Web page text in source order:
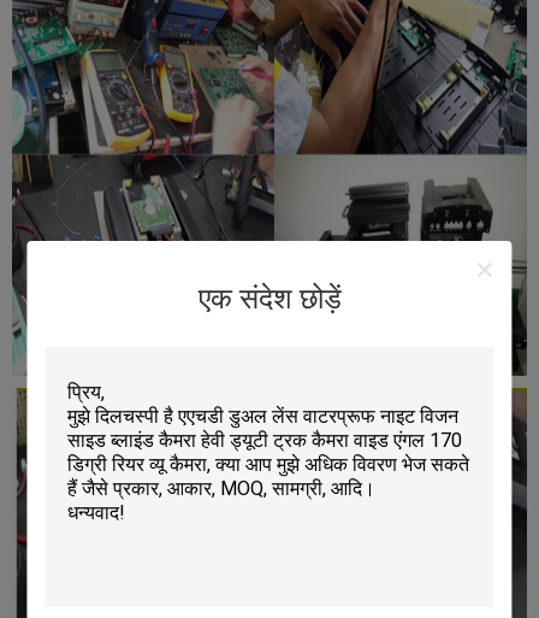
एक संदेश छोड़ें